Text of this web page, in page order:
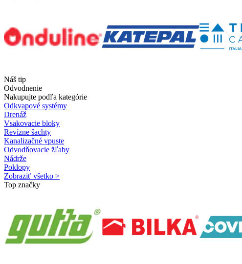
Náš tip
Odvodnenie
Nakupujte podľa kategórie
Odkvapové systémy
Drenáž
Vsakovacie bloky
Revízne šachty
Kanalizačné vpuste
Odvodňovacie žľaby
Nádrže
Poklopy
Zobraziť všetko >
Top značky